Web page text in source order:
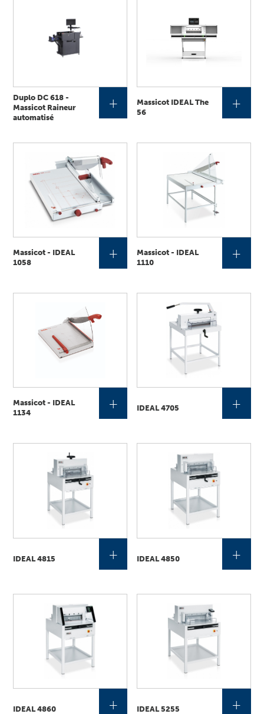
Duplo DC 618 -
Massicot Raineur
automatisé
+
Massicot IDEAL The
56
+
Massicot - IDEAL
1058
+
Massicot - IDEAL
1110
+
Massicot - IDEAL
1134
+ IDEAL 4705 +
IDEAL 4815 + IDEAL 4850 +
IDEAL 4860 + IDEAL 5255 +